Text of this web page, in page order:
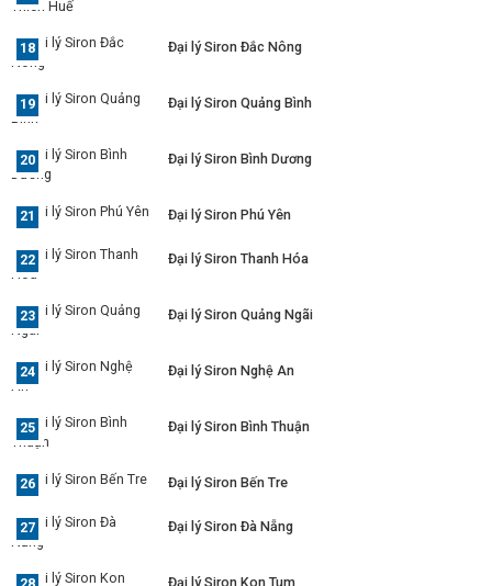
Đại lý Siron Đắc Nông
Đại lý Siron Quảng Bình
Đại lý Siron Bình Dương
Đại lý Siron Phú Yên
Đại lý Siron Thanh Hóa
Đại lý Siron Quảng Ngãi
Đại lý Siron Nghệ An
Đại lý Siron Bình Thuận
Đại lý Siron Bến Tre
Đại lý Siron Đà Nẵng
Đại lý Siron Kon Tum